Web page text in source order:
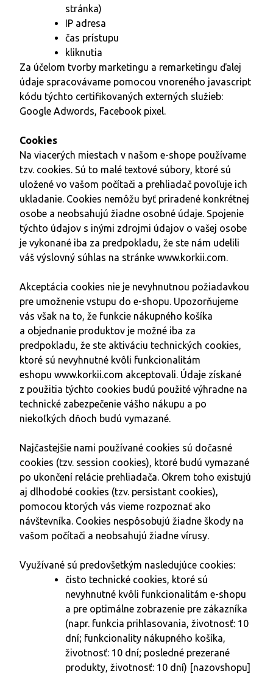
stránka)
IP adresa
čas prístupu
kliknutia
Za účelom tvorby marketingu a remarketingu ďalej
údaje spracovávame pomocou vnoreného javascript
kódu týchto certifikovaných externých služieb:
Google Adwords, Facebook pixel.
Cookies
Na viacerých miestach v našom e-shope používame
tzv. cookies. Sú to malé textové súbory, ktoré sú
uložené vo vašom počítači a prehliadač povoľuje ich
ukladanie. Cookies nemôžu byť priradené konkrétnej
osobe a neobsahujú žiadne osobné údaje. Spojenie
týchto údajov s inými zdrojmi údajov o vašej osobe
je vykonané iba za predpokladu, že ste nám udelili
váš výslovný súhlas na stránke www.korkii.com.
Akceptácia cookies nie je nevyhnutnou požiadavkou
pre umožnenie vstupu do e-shopu. Upozorňujeme
vás však na to, že funkcie nákupného košíka
a objednanie produktov je možné iba za
predpokladu, že ste aktiváciu technických cookies,
ktoré sú nevyhnutné kvôli funkcionalitám
eshopu www.korkii.com akceptovali. Údaje získané
z použitia týchto cookies budú použité výhradne na
technické zabezpečenie vášho nákupu a po
niekoľkých dňoch budú vymazané.
Najčastejšie nami používané cookies sú dočasné
cookies (tzv. session cookies), ktoré budú vymazané
po ukončení relácie prehliadača. Okrem toho existujú
aj dlhodobé cookies (tzv. persistant cookies),
pomocou ktorých vás vieme rozpoznať ako
návštevníka. Cookies nespôsobujú žiadne škody na
vašom počítači a neobsahujú žiadne vírusy.
Využívané sú predovšetkým nasledujúce cookies:
čisto technické cookies, ktoré sú
nevyhnutné kvôli funkcionalitám e-shopu
a pre optimálne zobrazenie pre zákazníka
(napr. funkcia prihlasovania, životnosť: 10
dní; funkcionality nákupného košíka,
životnosť: 10 dní; posledné prezerané
produkty, životnosť: 10 dní) [nazovshopu]